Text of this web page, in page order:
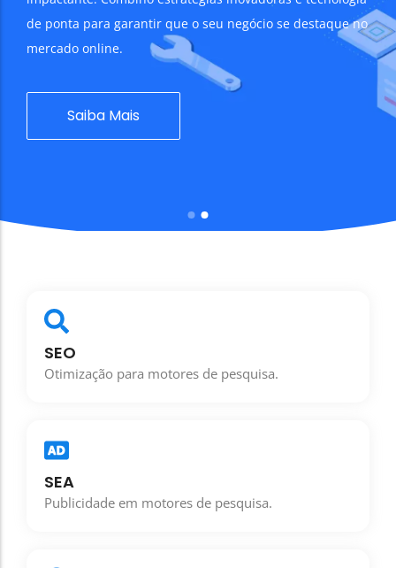
Consultor Google Ads
Consultor Google Analytics
Consultor Email Marketing
Novo
Criação de Sites
de ponta para garantir que o seu negócio se destaque no
mercado online.
Saiba Mais
SEO
Otimização para motores de pesquisa.
SEA
Publicidade em motores de pesquisa.